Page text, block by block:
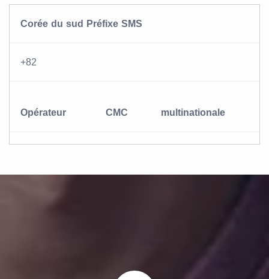
Corée du sud Préfixe SMS
+82
Opérateur CMC multinationale